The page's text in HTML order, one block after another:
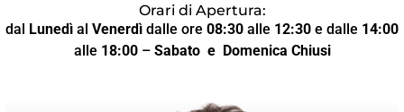
Orari di Apertura:
dal Lunedì al Venerdì dalle ore 08:30 alle 12:30 e dalle 14:00
alle 18:00– Sabato e Domenica Chiusi